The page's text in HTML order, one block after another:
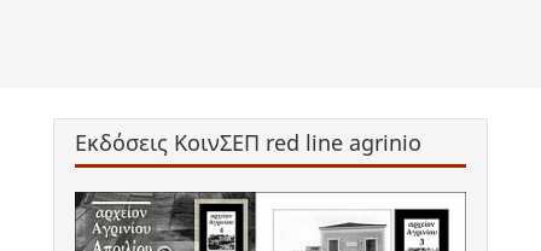
Εκδόσεις ΚοινΣΕΠ red line agrinio